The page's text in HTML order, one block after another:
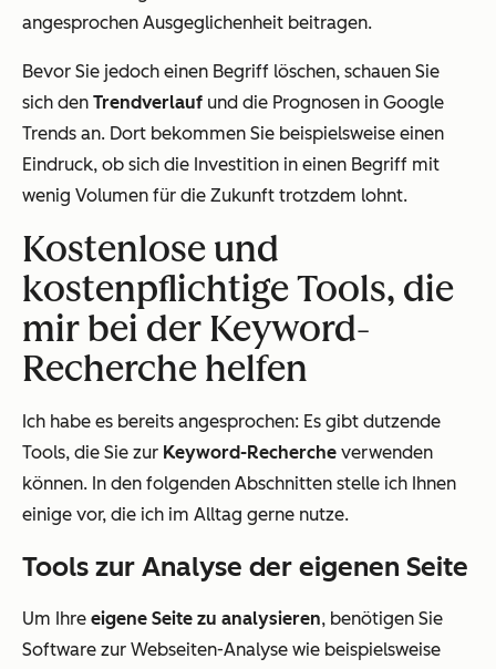
angesprochen Ausgeglichenheit beitragen.
Bevor Sie jedoch einen Begriff löschen, schauen Sie
sich den Trendverlauf und die Prognosen in Google
Trends an. Dort bekommen Sie beispielsweise einen
Eindruck, ob sich die Investition in einen Begriff mit
wenig Volumen für die Zukunft trotzdem lohnt.
Kostenlose und
kostenpflichtige Tools, die
mir bei der Keyword-
Recherche helfen
Ich habe es bereits angesprochen: Es gibt dutzende
Tools, die Sie zur Keyword-Recherche verwenden
können. In den folgenden Abschnitten stelle ich Ihnen
einige vor, die ich im Alltag gerne nutze.
Tools zur Analyse der eigenen Seite
Um Ihre eigene Seite zu analysieren, benötigen Sie
Software zur Webseiten-Analyse wie beispielsweise